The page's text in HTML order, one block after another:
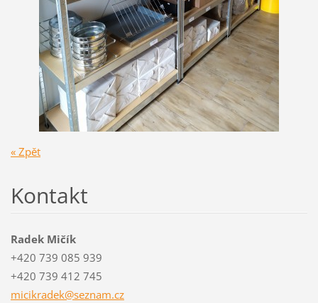
« Zpět
Kontakt
Radek Mičík
+420 739 085 939
+420 739 412 745
micikradek@seznam.cz